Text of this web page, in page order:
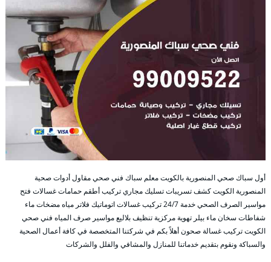
أول سباك صحي المنصورية بالكويت معلم سباك فني صحي مقاول أدوات صحية
المنصورية الكويت كشف تسريبات تسليك مجاري تركيب أطقم حمامات غسالات فتح
مواسير الصرف الصحي خدمة 24/7 تركيب غسالات اتوماتيك فلاتر مياه مضخات ماء
شفاطات سخان ماء بيلر تهوية مركزية تنظيف بلاليع مواسير صرف المياه فني صحي
الكويت تركيب غسالة صحون أهلاً بكم في شركتنا المتخصصة في كافة أعمال الصحية
والسباكة ونقوم بتقديم خدماتنا للمنازل والمشافي والفلل والشركات